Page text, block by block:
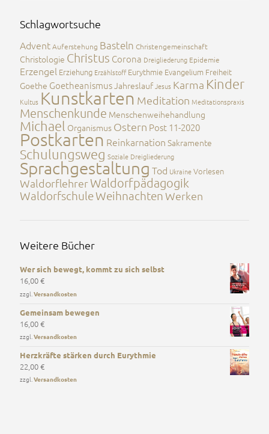
Schlagwortsuche
AdventAuferstehung Basteln Christengemeinschaft
Christologie Christus Corona Dreigliederung Epidemie
Erzengel Erziehung Erzählstoff Eurythmie Evangelium Freiheit
Goethe GoetheanismusJahreslaufJesus Karma Kinder
Kultus Kunstkarten Meditation Meditationspraxis
Menschenkunde Menschenweihehandlung
Michael Organismus Ostern Post 11-2020
Postkarten Reinkarnation Sakramente
Schulungsweg Soziale Dreigliederung
Sprachgestaltung Tod UkraineVorlesen
WaldorflehrerWaldorfpädagogik
WaldorfschuleWeihnachtenWerken
Weitere Bücher
Wer sich bewegt, kommt zu sich selbst
16,00€
zzgl. Versandkosten
Gemeinsam bewegen
16,00€
zzgl.Versandkosten
Herzkräfte stärken durch Eurythmie
22,00€
zzgl.Versandkosten